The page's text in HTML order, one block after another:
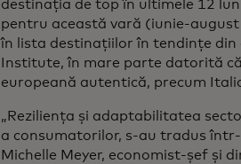
destinația de top în ultimele 12
pentru această vară (iunie-
în lista destinațiilor în tendințe din
Institute, în mare parte datorită
europeană autentică, precum
„Reziliența și adaptabilitatea
a consumatorilor, s-au tradus
Michelle Meyer, economist-șef și